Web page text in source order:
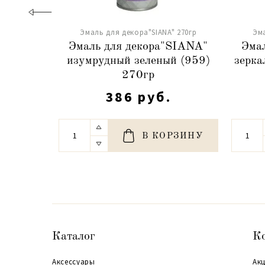
Эмаль для декора"SIANA" 270гр
Эмаль для декора"SIANA"
изумрудный зеленый (959)
270гр
386 руб.
В КОРЗИНУ
Каталог
Аксессуары